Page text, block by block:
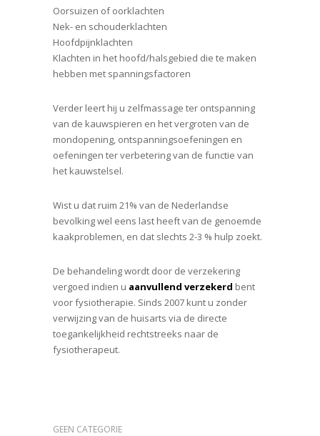
Oorsuizen of oorklachten
Nek- en schouderklachten
Hoofdpijnklachten
Klachten in het hoofd/halsgebied die te maken
hebben met spanningsfactoren
Verder leert hij u zelfmassage ter ontspanning
van de kauwspieren en het vergroten van de
mondopening, ontspanningsoefeningen en
oefeningen ter verbetering van de functie van
het kauwstelsel.
Wist u dat ruim 21% van de Nederlandse
bevolking wel eens last heeft van de genoemde
kaakproblemen, en dat slechts 2-3 % hulp zoekt.
De behandeling wordt door de verzekering
vergoed indien u aanvullend verzekerd bent
voor fysiotherapie. Sinds 2007 kunt u zonder
verwijzing van de huisarts via de directe
toegankelijkheid rechtstreeks naar de
fysiotherapeut.
GEEN CATEGORIE